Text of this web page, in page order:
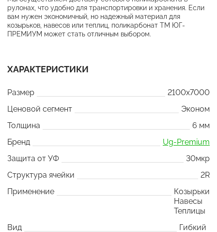
рулонах, что удобно для транспортировки и хранения. Если
вам нужен экономичный, но надежный материал для
козырьков, навесов или теплиц, поликарбонат ТМ ЮГ-
ПРЕМИУМ может стать отличным выбором.
ХАРАКТЕРИСТИКИ
Размер
2100x7000
Ценовой сегмент
Эконом
Толщина
6 мм
Бренд
Ug-Premium
Защита от УФ
30мкр
Структура ячейки
2R
Применение
Козырьки
Навесы
Теплицы
Вид
Гибкий